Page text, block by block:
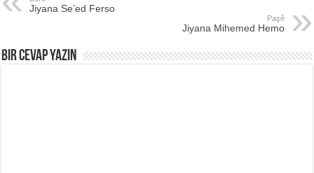
Jiyana Se’ed Ferso
Paşê
Jiyana Mihemed Hemo
Bir Cevap Yazın